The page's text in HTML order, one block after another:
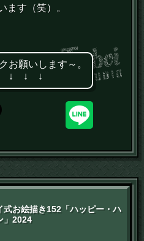
ます（笑）。
お願いします～。
↓ ↓ ↓
式お絵描き152「ハッピー・ハ
」2024